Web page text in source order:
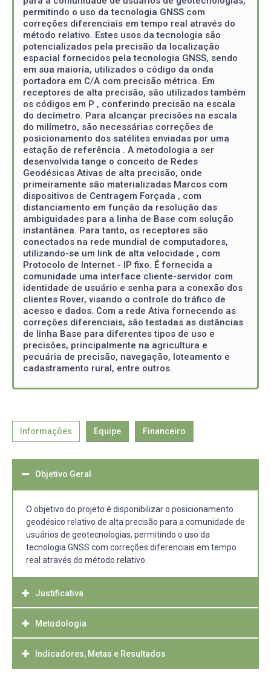
permitindo o uso da tecnologia GNSS com
correções diferenciais em tempo real através do
método relativo. Estes usos da tecnologia são
potencializados pela precisão da localização
espacial fornecidos pela tecnologia GNSS, sendo
em sua maioria, utilizados o código da onda
portadora em C/A com precisão métrica. Em
receptores de alta precisão, são utilizados também
os códigos em P , conferindo precisão na escala
do decímetro. Para alcançar precisões na escala
do milímetro, são necessárias correções de
posicionamento dos satélites enviadas por uma
estação de referência . A metodologia a ser
desenvolvida tange o conceito de Redes
Geodésicas Ativas de alta precisão, onde
primeiramente são materializadas Marcos com
dispositivos de Centragem Forçada , com
distanciamento em função da resolução das
ambiguidades para a linha de Base com solução
instantânea. Para tanto, os receptores são
conectados na rede mundial de computadores,
utilizando-se um link de alta velocidade , com
Protocolo de Internet - IP fixo. É fornecida a
comunidade uma interface cliente-servidor com
identidade de usuário e senha para a conexão dos
clientes Rover, visando o controle do tráfico de
acesso e dados. Com a rede Ativa fornecendo as
correções diferenciais, são testadas as distâncias
de linha Base para diferentes tipos de uso e
precisões, principalmente na agricultura e
pecuária de precisão, navegação, loteamento e
cadastramento rural, entre outros.
Informações Equipe Financeiro
Objetivo Geral
O objetivo do projeto é disponibilizar o posicionamento
geodésico relativo de alta precisão para a comunidade de
usuários de geotecnologias, permitindo o uso da
tecnologia GNSS com correções diferenciais em tempo
real através do método relativo.
Justificativa
A necessidade por posicionamento espacial
tridimensional só vem crescendo, desde a implantação do
sistema GNSS em 1982. Atualmente, vários
Metodologia
A metodologia a ser desenvolvida tange o conceito de
Redes Geodésicas Ativas de alta precisão, onde
Indicadores, Metas e Resultados